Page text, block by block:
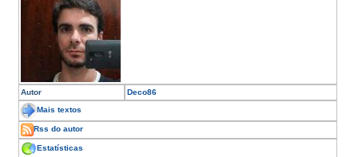
Autor Deco86
Mais textos
Rss do autor
Estatísticas